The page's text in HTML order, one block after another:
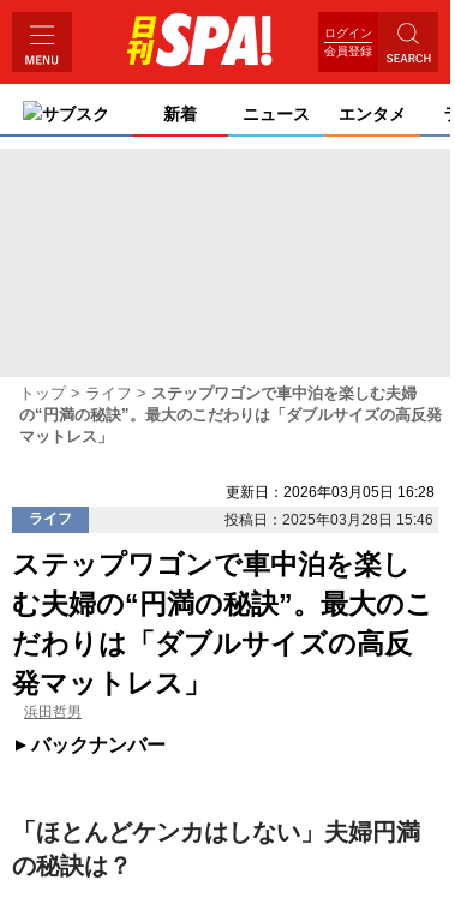
ログイン
会員登録
サブスク 新着 ニュース エンタメ
トップ ライフ
ステップワゴンで車中泊を楽しむ夫婦
の“円満の秘訣”。最大のこだわりは「ダブルサイズの高反発
マットレス」
更新日：2026年03月05日 16:28
ライフ
投稿日：2025年03月28日 15:46
ステップワゴンで車中泊を楽し
む夫婦の“円満の秘訣”。最大のこ
だわりは「ダブルサイズの高反
発マットレス」
浜田哲男
バックナンバー
「ほとんどケンカはしない」夫婦円満
の秘訣は？